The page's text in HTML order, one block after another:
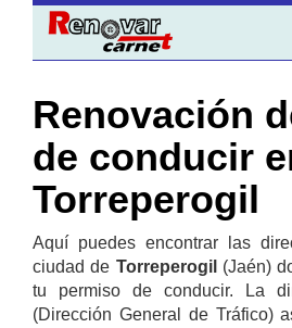
Renovación
de conducir
Torreperogil
Aquí puedes encontrar las
ciudad de Torreperogil (Jaén)
tu permiso de conducir. La
(Dirección General de Tráfico)